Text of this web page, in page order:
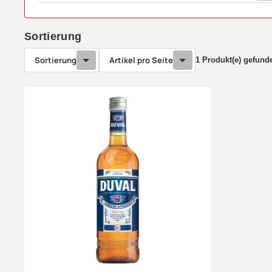
Sortierung
Sortierung Artikel pro Seite 1 Produkt(e)